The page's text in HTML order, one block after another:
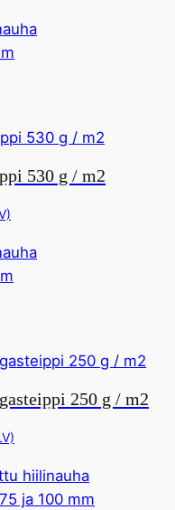
530 g / m2
250 g / m2
hiilinauha
ja 100 mm